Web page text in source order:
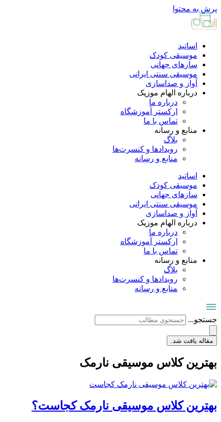
پرش به محتوا
اساتید
موسیقی کودک
سازهای جهانی
موسیقی سنتی ایرانی
آواز و صداسازی
درباره الهام موزیک
درباره ما
ارکستر آموزشگاه
تماس با ما
منابع و رسانه
بلاگ
رویدادها و کنسرت‌ها
منابع و رسانه
اساتید
موسیقی کودک
سازهای جهانی
موسیقی سنتی ایرانی
آواز و صداسازی
درباره الهام موزیک
درباره ما
ارکستر آموزشگاه
تماس با ما
منابع و رسانه
بلاگ
رویدادها و کنسرت‌ها
منابع و رسانه
جستجو...
مقاله یافت شد.
بهترین کلاس موسیقی نارمک
بهترین کلاس موسیقی نارمک کجاست؟